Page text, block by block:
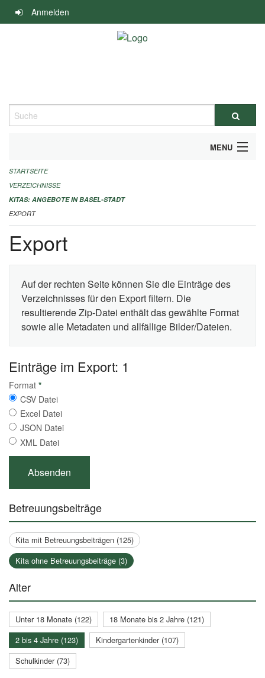
Navigation
überspringen
Anmelden
Suche
MENU
ALLGEMEINE INFORMATIONEN
IMPRESSUM
STARTSEITE
VERZEICHNISSE
KITAS: ANGEBOTE IN BASEL-STADT
EXPORT
Export
Auf der rechten Seite können Sie die Einträge des
Verzeichnisses für den Export filtern. Die
resultierende Zip-Datei enthält das gewählte Format
sowie alle Metadaten und allfällige Bilder/Dateien.
Einträge im Export: 1
Format *
CSV Datei
Excel Datei
JSON Datei
XML Datei
Betreuungsbeiträge
Kita mit Betreuungsbeiträgen (125)
Kita ohne Betreuungsbeiträge (3)
Alter
Unter 18 Monate (122)
18 Monate bis 2 Jahre (121)
2 bis 4 Jahre (123)
Kindergartenkinder (107)
Schulkinder (73)